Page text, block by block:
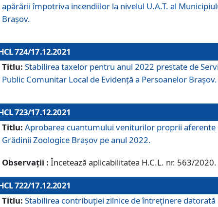
apărării împotriva incendiilor la nivelul U.A.T. al
Brașov.
724/17.12.2021
Titlu: Stabilirea taxelor pentru anul 2022 prestate de
Public Comunitar Local de Evidență a Persoanelor Braşov.
723/17.12.2021
Titlu: Aprobarea cuantumului veniturilor proprii aferente
Grădinii Zoologice Braşov pe anul 2022.
Observații : Încetează aplicabilitatea H.C.L. nr. 563/2020.
722/17.12.2021
Titlu: Stabilirea contribuţiei zilnice de întreținere datorată